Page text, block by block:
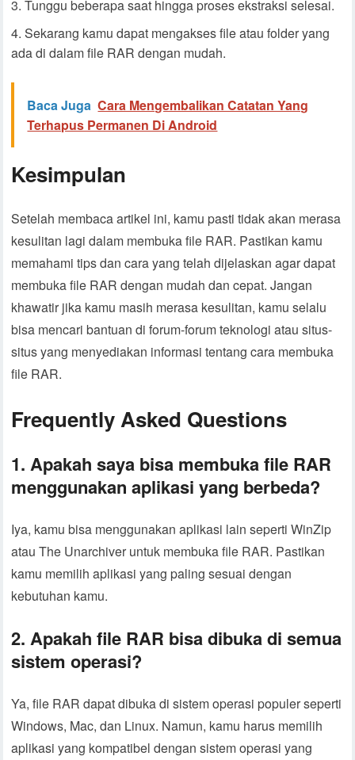
Tunggu beberapa saat hingga proses ekstraksi selesai.
Sekarang kamu dapat mengakses file atau folder yang
ada di dalam file RAR dengan mudah.
Baca Juga Cara Mengembalikan Catatan Yang
Terhapus Permanen Di Android
Kesimpulan
Setelah membaca artikel ini, kamu pasti tidak akan merasa
kesulitan lagi dalam membuka file RAR. Pastikan kamu
memahami tips dan cara yang telah dijelaskan agar dapat
membuka file RAR dengan mudah dan cepat. Jangan
khawatir jika kamu masih merasa kesulitan, kamu selalu
bisa mencari bantuan di forum-forum teknologi atau situs-
situs yang menyediakan informasi tentang cara membuka
file RAR.
Frequently Asked Questions
1. Apakah saya bisa membuka file RAR
menggunakan aplikasi yang berbeda?
Iya, kamu bisa menggunakan aplikasi lain seperti WinZip
atau The Unarchiver untuk membuka file RAR. Pastikan
kamu memilih aplikasi yang paling sesuai dengan
kebutuhan kamu.
2. Apakah file RAR bisa dibuka di semua
sistem operasi?
Ya, file RAR dapat dibuka di sistem operasi populer seperti
Windows, Mac, dan Linux. Namun, kamu harus memilih
aplikasi yang kompatibel dengan sistem operasi yang